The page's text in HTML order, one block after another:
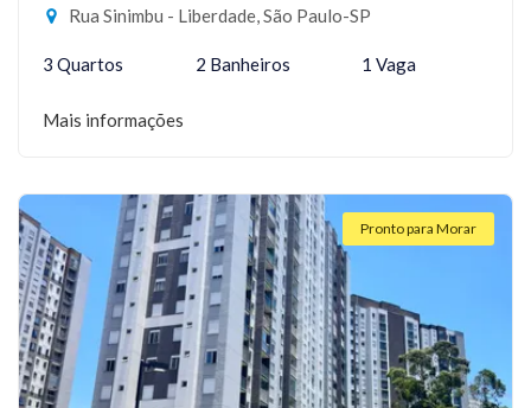
Rua Sinimbu - Liberdade, São Paulo-SP
3 Quartos 2 Banheiros 1 Vaga
Mais informações
Pronto para Morar